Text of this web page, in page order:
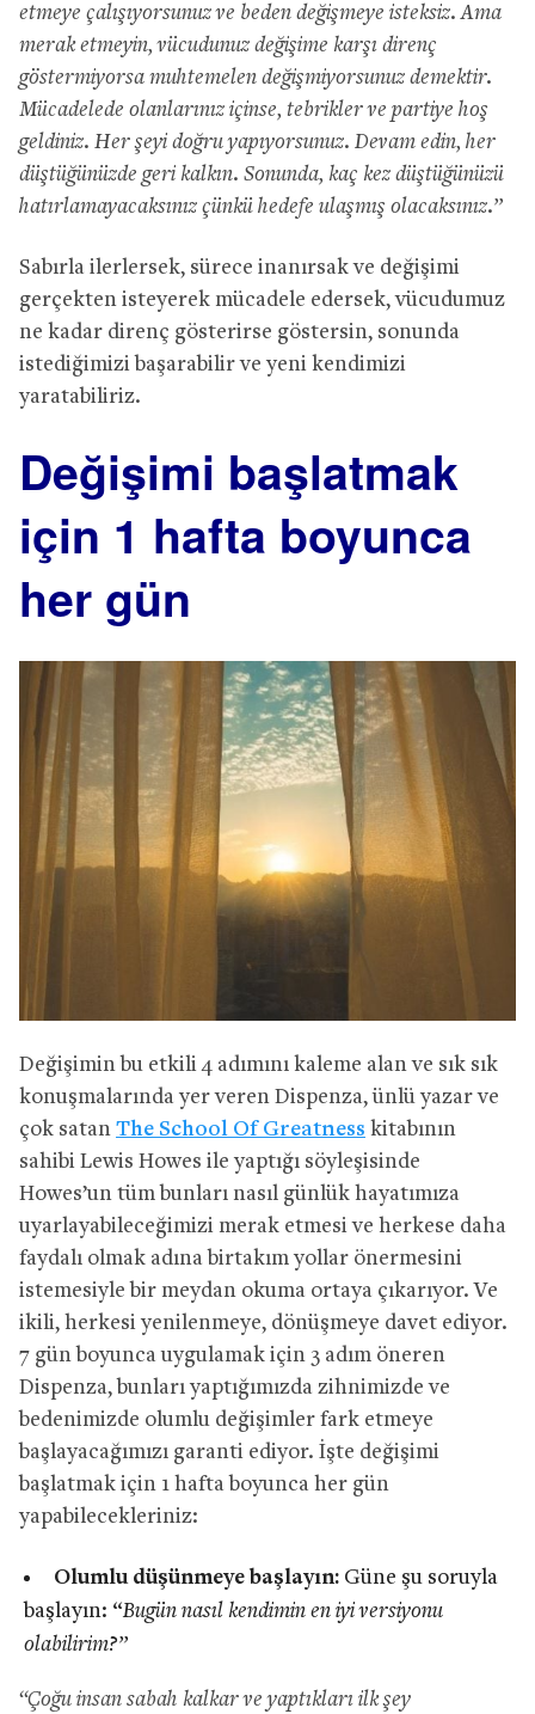
etmeye çalışıyorsunuz ve beden değişmeye isteksiz. Ama
merak etmeyin, vücudunuz değişime karşı direnç
göstermiyorsa muhtemelen değişmiyorsunuz demektir.
Mücadelede olanlarınız içinse, tebrikler ve partiye hoş
geldiniz. Her şeyi doğru yapıyorsunuz. Devam edin, her
düştüğünüzde geri kalkın. Sonunda, kaç kez düştüğünüzü
hatırlamayacaksınız çünkü hedefe ulaşmış olacaksınız.”
Sabırla ilerlersek, sürece inanırsak ve değişimi
gerçekten isteyerek mücadele edersek, vücudumuz
ne kadar direnç gösterirse göstersin, sonunda
istediğimizi başarabilir ve yeni kendimizi
yaratabiliriz.
Değişimi başlatmak
için 1 hafta boyunca
her gün
Değişimin bu etkili 4 adımını kaleme alan ve sık sık
konuşmalarında yer veren Dispenza, ünlü yazar ve
çok satan The School Of Greatness kitabının
sahibi Lewis Howes ile yaptığı söyleşisinde
Howes’un tüm bunları nasıl günlük hayatımıza
uyarlayabileceğimizi merak etmesi ve herkese daha
faydalı olmak adına birtakım yollar önermesini
istemesiyle bir meydan okuma ortaya çıkarıyor. Ve
ikili, herkesi yenilenmeye, dönüşmeye davet ediyor.
7 gün boyunca uygulamak için 3 adım öneren
Dispenza, bunları yaptığımızda zihnimizde ve
bedenimizde olumlu değişimler fark etmeye
başlayacağımızı garanti ediyor. İşte değişimi
başlatmak için 1 hafta boyunca her gün
yapabilecekleriniz:
Olumlu düşünmeye başlayın:Güne şu soruyla
başlayın: “Bugün nasıl kendimin en iyi versiyonu
olabilirim?”
“Çoğu insan sabah kalkar ve yaptıkları ilk şey